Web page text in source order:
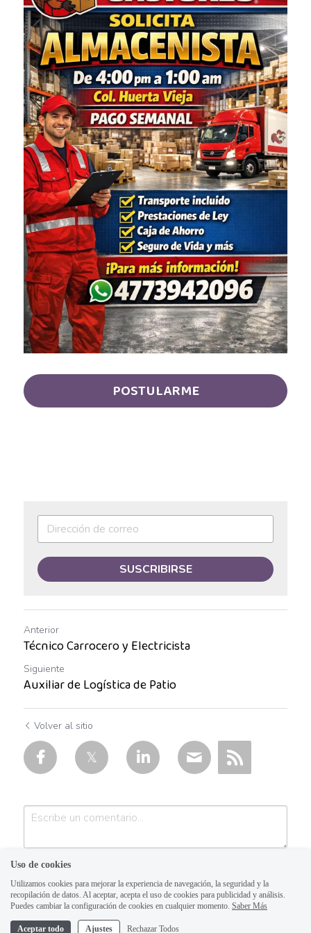
Almacenista Cajero
Almacenistas
Analista de Inventarios
Analista de precios unitarios
Asesor Bancario
Asesor comercial
Asesor Comercial
Asesor de credito
asesor de ventas
Asesor de ventas
Asesor de Ventas
Asesor de Venta y Gerente de Sucursal
Asesor digital
Auditor de calidad
Auxiliar administrativo
Auxiliar Contable
Auxiliar de almacén
Auxiliar de Almacén
Auxiliar de Caja General
Auxiliar de cajas
Auxiliar de Inventarios
Auxiliar de Logística de Patio
Auxiliar de mantenimiento
Publica tu vacante
POSTULARME
SUSCRIBIRSE
Anterior
Técnico Carrocero y Electricista
Siguiente
Auxiliar de Logística de Patio
Volver al sitio
Uso de cookies
Utilizamos cookies para mejorar la experiencia de navegación, la seguridad y la
recopilación de datos. Al aceptar, acepta el uso de cookies para publicidad y análisis.
Puedes cambiar la configuración de cookies en cualquier momento. Saber Más
Aceptar todo Ajustes Rechazar Todos